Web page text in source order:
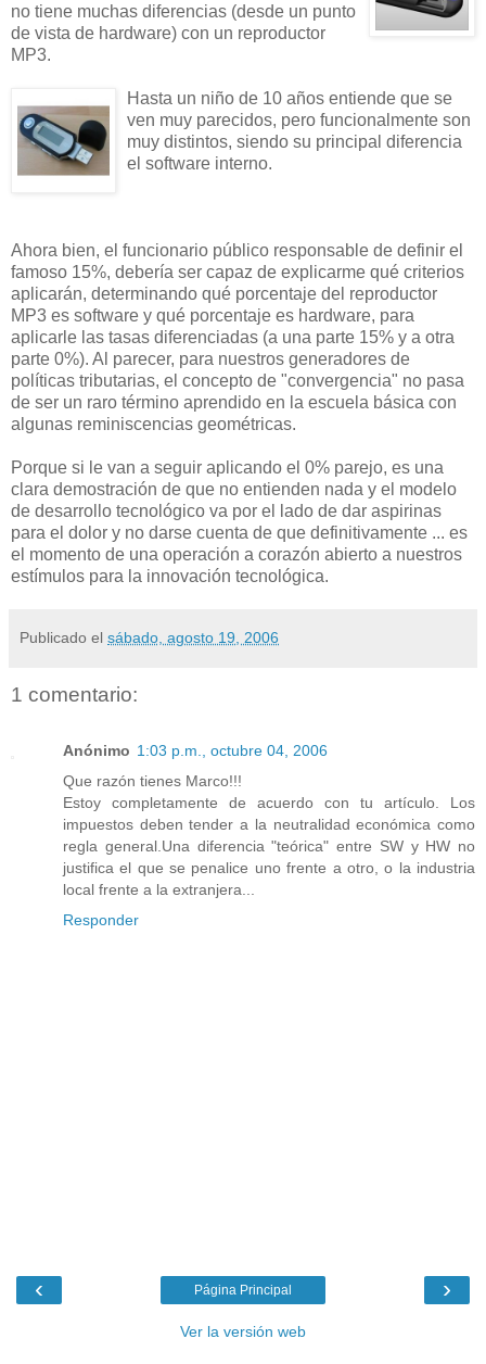
no tiene muchas diferencias (desde un punto
de vista de hardware) con un reproductor
MP3.
Hasta un niño de 10 años entiende que se
ven muy parecidos, pero funcionalmente son
muy distintos, siendo su principal diferencia
el software interno.
Ahora bien, el funcionario público responsable de definir el
famoso 15%, debería ser capaz de explicarme qué criterios
aplicarán, determinando qué porcentaje del reproductor
MP3 es software y qué porcentaje es hardware, para
aplicarle las tasas diferenciadas (a una parte 15% y a otra
parte 0%). Al parecer, para nuestros generadores de
políticas tributarias, el concepto de "convergencia" no pasa
de ser un raro término aprendido en la escuela básica con
algunas reminiscencias geométricas.
Porque si le van a seguir aplicando el 0% parejo, es una
clara demostración de que no entienden nada y el modelo
de desarrollo tecnológico va por el lado de dar aspirinas
para el dolor y no darse cuenta de que definitivamente ... es
el momento de una operación a corazón abierto a nuestros
estímulos para la innovación tecnológica.
Publicado el sábado, agosto 19, 2006
1 comentario:
Anónimo 1:03 p.m., octubre 04, 2006
Que razón tienes Marco!!!
Estoy completamente de acuerdo con tu artículo. Los
impuestos deben tender a la neutralidad económica como
regla general.Una diferencia "teórica" entre SW y HW no
justifica el que se penalice uno frente a otro, o la industria
local frente a la extranjera...
Responder
‹ ›
Página Principal
Ver la versión web